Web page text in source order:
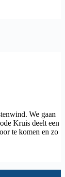
We gaan
Kruis deelt een
te komen en zo